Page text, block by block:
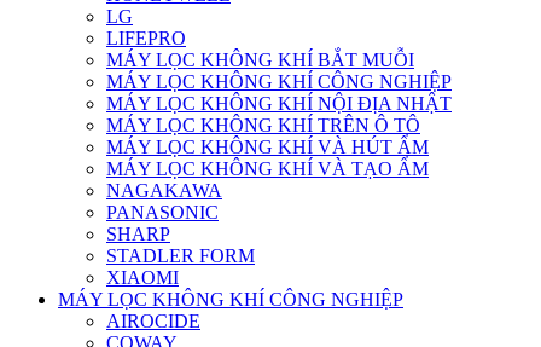
LG
LIFEPRO
MÁY LỌC KHÔNG KHÍ BẮT MUỖI
MÁY LỌC KHÔNG KHÍ CÔNG NGHIỆP
MÁY LỌC KHÔNG KHÍ NỘI ĐỊA NHẬT
MÁY LỌC KHÔNG KHÍ TRÊN Ô TÔ
MÁY LỌC KHÔNG KHÍ VÀ HÚT ẨM
MÁY LỌC KHÔNG KHÍ VÀ TẠO ẨM
NAGAKAWA
PANASONIC
SHARP
STADLER FORM
XIAOMI
MÁY LỌC KHÔNG KHÍ CÔNG NGHIỆP
AIROCIDE
COWAY